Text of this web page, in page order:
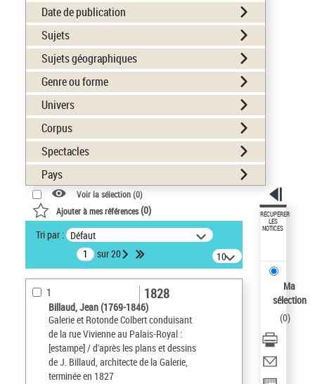
Date de publication
Sujets
Sujets géographiques
Genre ou forme
Univers
Corpus
Spectacles
Pays
Voir la sélection (0)
Ajouter à mes références(0)
Tri par : Défaut
sur 20
10
résultats/page
1
Billaud, Jean (1769-1846)
Galerie et Rotonde Colbert conduisant
de la rue Vivienne au Palais-Royal :
[estampe] / d'après les plans et dessins
de J. Billaud, architecte de la Galerie,
terminée en 1827
1828
RÉCUPÉRER
LES
NOTICES
Ma
sélection
(0)